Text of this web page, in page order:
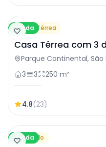
Venda
Casa Térrea
Casa Térrea com 3
Paulo
Parque Continental, São
3
3 250 m²
4.8(23)
Venda
Sobrado